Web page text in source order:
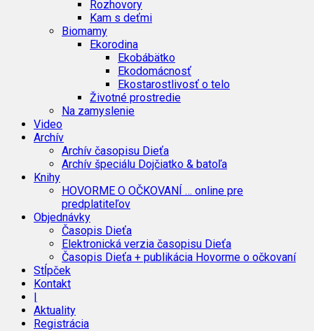
Rozhovory
Kam s deťmi
Biomamy
Ekorodina
Ekobábätko
Ekodomácnosť
Ekostarostlivosť o telo
Životné prostredie
Na zamyslenie
Video
Archív
Archív časopisu Dieťa
Archív špeciálu Dojčiatko & batoľa
Knihy
HOVORME O OČKOVANÍ … online pre
predplatiteľov
Objednávky
Časopis Dieťa
Elektronická verzia časopisu Dieťa
Časopis Dieťa + publikácia Hovorme o očkovaní
Stĺpček
Kontakt
|
Aktuality
Registrácia